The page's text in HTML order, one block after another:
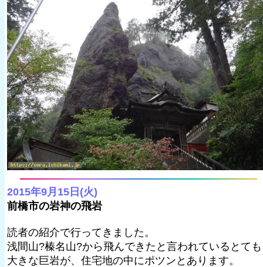
2015年9月15日(火)
前橋市の岩神の飛岩
読者の紹介で行ってきました。
浅間山?榛名山?から飛んできたと言われているとても
大きな巨岩が、住宅地の中にポツンとあります。